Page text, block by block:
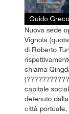
Guido
Nuova sede
Vignola
di Roberto
chiama
capitale
detenuto
città